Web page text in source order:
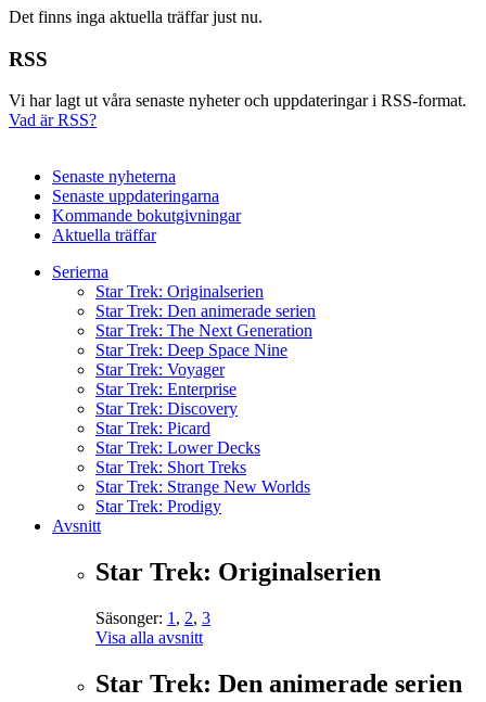
Det finns inga aktuella träffar just nu.
RSS
Vi har lagt ut våra senaste nyheter och uppdateringar i RSS-format.
Vad är RSS?
Senaste nyheterna
Senaste uppdateringarna
Kommande bokutgivningar
Aktuella träffar
Serierna
Star Trek: Originalserien
Star Trek: Den animerade serien
Star Trek: The Next Generation
Star Trek: Deep Space Nine
Star Trek: Voyager
Star Trek: Enterprise
Star Trek: Discovery
Star Trek: Picard
Star Trek: Lower Decks
Star Trek: Short Treks
Star Trek: Strange New Worlds
Star Trek: Prodigy
Avsnitt
Star Trek: Originalserien
Säsonger: 1 , 2, 3
Visa alla avsnitt
Star Trek: Den animerade serien